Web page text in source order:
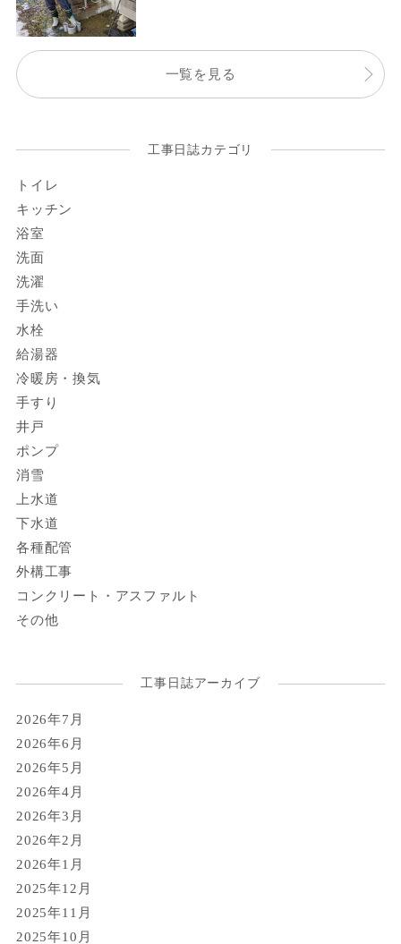
一覧を見る
工事日誌カテゴリ
トイレ
キッチン
浴室
洗面
洗濯
手洗い
水栓
給湯器
冷暖房・換気
手すり
井戸
ポンプ
消雪
上水道
下水道
各種配管
外構工事
コンクリート・アスファルト
その他
工事日誌アーカイブ
2026年7月
2026年6月
2026年5月
2026年4月
2026年3月
2026年2月
2026年1月
2025年12月
2025年11月
2025年10月